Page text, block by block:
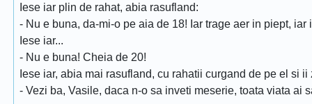
Iese iar plin de rahat, abia rasufland:
- Nu e buna, da-mi-o pe aia de 18! Iar trage aer in piept, iar
Iese iar...
- Nu e buna! Cheia de 20!
Iese iar, abia mai rasufland, cu rahatii curgand de pe el si
- Vezi ba, Vasile, daca n-o sa inveti meserie, toata viata ai